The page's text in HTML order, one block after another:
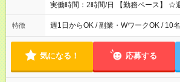
実働時間：2時間/日 【勤務ペース】 ☆
OK！ 【勤務時間】 13:30～15:30(120分勤務/うち授業は60分)
※残業無し ※月～金曜日のうち週1日～
特徴 週1日からOK / 副業・WワークOK / 10
気になる！ 応募する